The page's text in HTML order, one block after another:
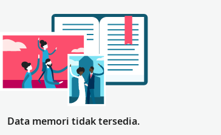
Data memori tidak tersedia.